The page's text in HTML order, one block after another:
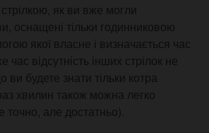
як ви вже могли
оснащені тільки годинниковою
якої власне і визначається час
час відсутність інших стрілок не
ви будете знати тільки котра
хвилин також можна легко
точно, але достатньо).